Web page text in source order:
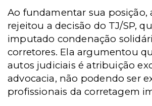
Ao fundamentar sua posição,
rejeitou a decisão do TJ/SP,
imputado condenação
corretores. Ela argumentou
autos judiciais é atribuição
advocacia, não podendo ser
profissionais da corretagem